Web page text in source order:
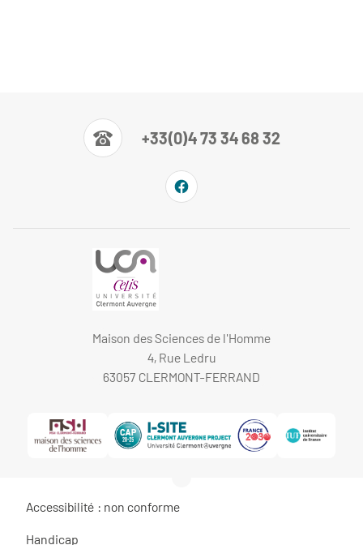
+33(0)4 73 34 68 32
Maison des Sciences de l'Homme
4, Rue Ledru
63057 CLERMONT-FERRAND
Accessibilité : non conforme
Handicap